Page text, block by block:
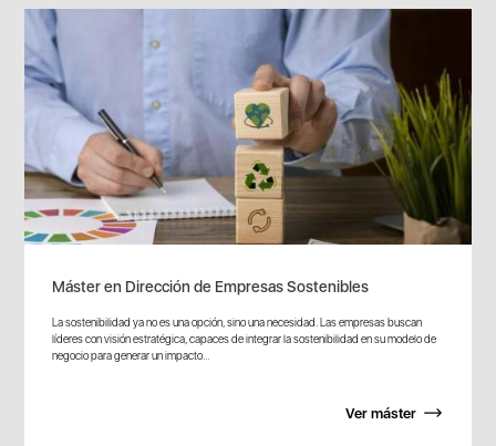
Máster en Dirección de Empresas Sostenibles
La sostenibilidad ya no es una opción, sino una necesidad. Las empresas buscan
líderes con visión estratégica, capaces de integrar la sostenibilidad en su modelo de
negocio para generar un impacto...
Ver máster